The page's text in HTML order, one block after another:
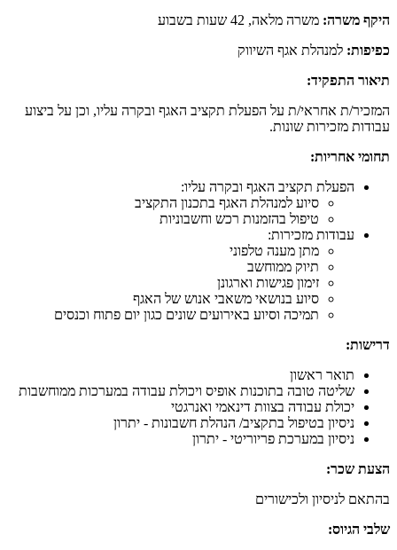
היקף משרה: משרה מלאה, 42 שעות בשבוע
כפיפות: למנהלת אגף השיווק
תיאור התפקיד:
המזכיר/ת אחראי/ת על הפעלת תקציב האגף ובקרה עליו, וכן על ביצוע
עבודות מזכירות שונות.
תחומי אחריות:
הפעלת תקציב האגף ובקרה עליו:
סיוע למנהלת האגף בתכנון התקציב
טיפול בהזמנות רכש וחשבוניות
עבודות מזכירות:
מתן מענה טלפוני
תיוק ממוחשב
זימון פגישות וארגונן
סיוע בנושאי משאבי אנוש של האגף
תמיכה וסיוע באירועים שונים כגון יום פתוח וכנסים
דרישות:
תואר ראשון
שליטה טובה בתוכנות אופיס ויכולת עבודה במערכות ממוחשבות
יכולת עבודה בצוות דינאמי ואנרגטי
ניסיון בטיפול בתקציב/ הנהלת חשבונות - יתרון
ניסיון במערכת פריוריטי - יתרון
הצעת שכר:
בהתאם לניסיון ולכישורים
שלבי הגיוס: